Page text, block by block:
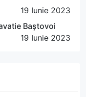
19 Iunie 2023
Baștovoi
19 Iunie 2023